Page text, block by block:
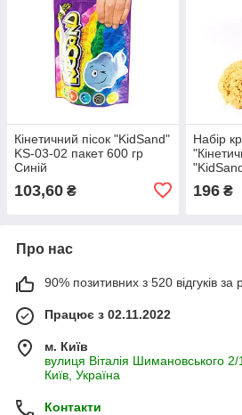
Кінетичний пісок "KidSand"
KS-03-02 пакет 600 гр
Синій
103,60 ₴
Набір
196₴
Про нас
90% позитивних з 520 відгуків за
Працює з 02.11.2022
м. Київ
вулиця Віталія Шимановського
Київ, Україна
Контакти